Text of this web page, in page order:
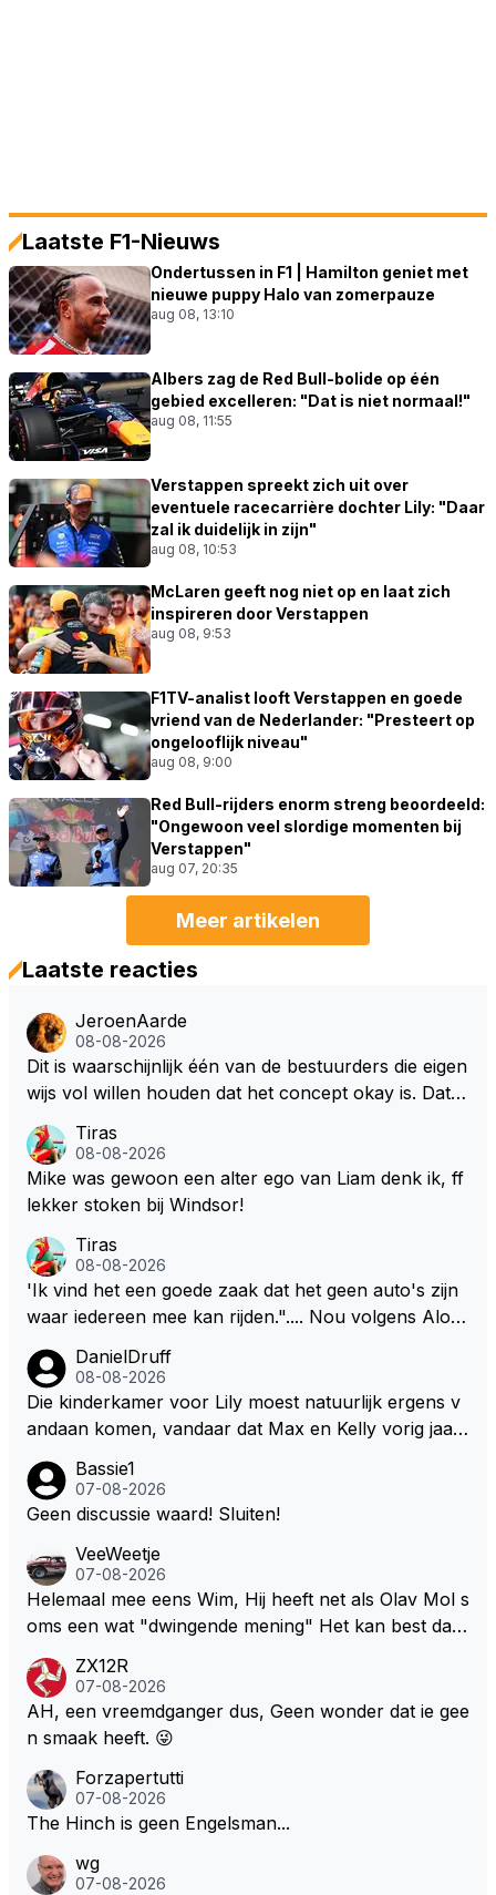
Laatste F1-Nieuws
Ondertussen in F1 | Hamilton geniet met
nieuwe puppy Halo van zomerpauze
aug 08, 13:10
Albers zag de Red Bull-bolide op één
gebied excelleren: "Dat is niet normaal!"
aug 08, 11:55
Verstappen spreekt zich uit over
eventuele racecarrière dochter Lily: "Daar
zal ik duidelijk in zijn"
aug 08, 10:53
McLaren geeft nog niet op en laat zich
inspireren door Verstappen
aug 08, 9:53
F1TV-analist looft Verstappen en goede
vriend van de Nederlander: "Presteert op
ongelooflijk niveau"
aug 08, 9:00
Red Bull-rijders enorm streng beoordeeld:
"Ongewoon veel slordige momenten bij
Verstappen"
aug 07, 20:35
Meer artikelen
Laatste reacties
JeroenAarde
08-08-2026
Dit is waarschijnlijk één van de bestuurders die eigen
wijs vol willen houden dat het concept okay is. Dat is
reurs gezegd! Dat het lichter, korter en smaller zou
moeten onderschrijf ik maar het is niet gezegd dat ik
zijn visie van het huidige concept volg. Om de borst
sing eenvoudig. Maak de motor voor een groot deel
belangrijker dan de batterij in verhouding 65/35 en ni
emand zeurt meer. De verbetering van de F1 zit in d
e brandstof. De batterij zorgt op den duur weer voo
r een ander milieu probleem. Door de klimaatgekte i
s de F1 en auto industrie ook de batterij richting opg
egaan. Deze batterij heeft het gewicht in de F1 autos
erg omhoog geschroefd. Daar zou je al een behoorli
jke gewichtsvermindering mee doen en ruimte creër
en om de autos kleiner en smaller te maken. Om we
er echte raceauto's te zien zodat iedereen weer teru
gkomt naar de F1 die inmiddels weggelopen zijn!
Tiras
08-08-2026
Mike was gewoon een alter ego van Liam denk ik, ff
lekker stoken bij Windsor!
Tiras
08-08-2026
'Ik vind het een goede zaak dat het geen auto's zijn
waar iedereen mee kan rijden.".... Nou volgens Alon
ten zelfs zijn Engineer deze auto nu besturen.
DanielDruff
08-08-2026
Die kinderkamer voor Lily moest natuurlijk ergens v
andaan komen, vandaar dat Max en Kelly vorig jaar
Monaco. Naar verluid hebben ze daar zo'n 75 miljo
en euro voor af mogen tikken. Wat daarbij me nog h
ddelpers en de RTL Boulevards van deze wereld dit
uitermate belangrijke nieuws volledig hebben gemist.
Bassie1
07-08-2026
Geen discussie waard! Sluiten!
VeeWeetje
07-08-2026
Helemaal mee eens Wim, Hij heeft net als Olav Mol s
oms een wat "dwingende mening" Het kan best dat
l bij Windsor op te roepen. Maar in een tijd zonder r
aces zijn dit leuke berichtjes
ZX12R
07-08-2026
AH, een vreemdganger dus, Geen wonder dat ie gee
n smaak heeft. 😜
Forzapertutti
07-08-2026
The Hinch is geen Engelsman...
wg
07-08-2026